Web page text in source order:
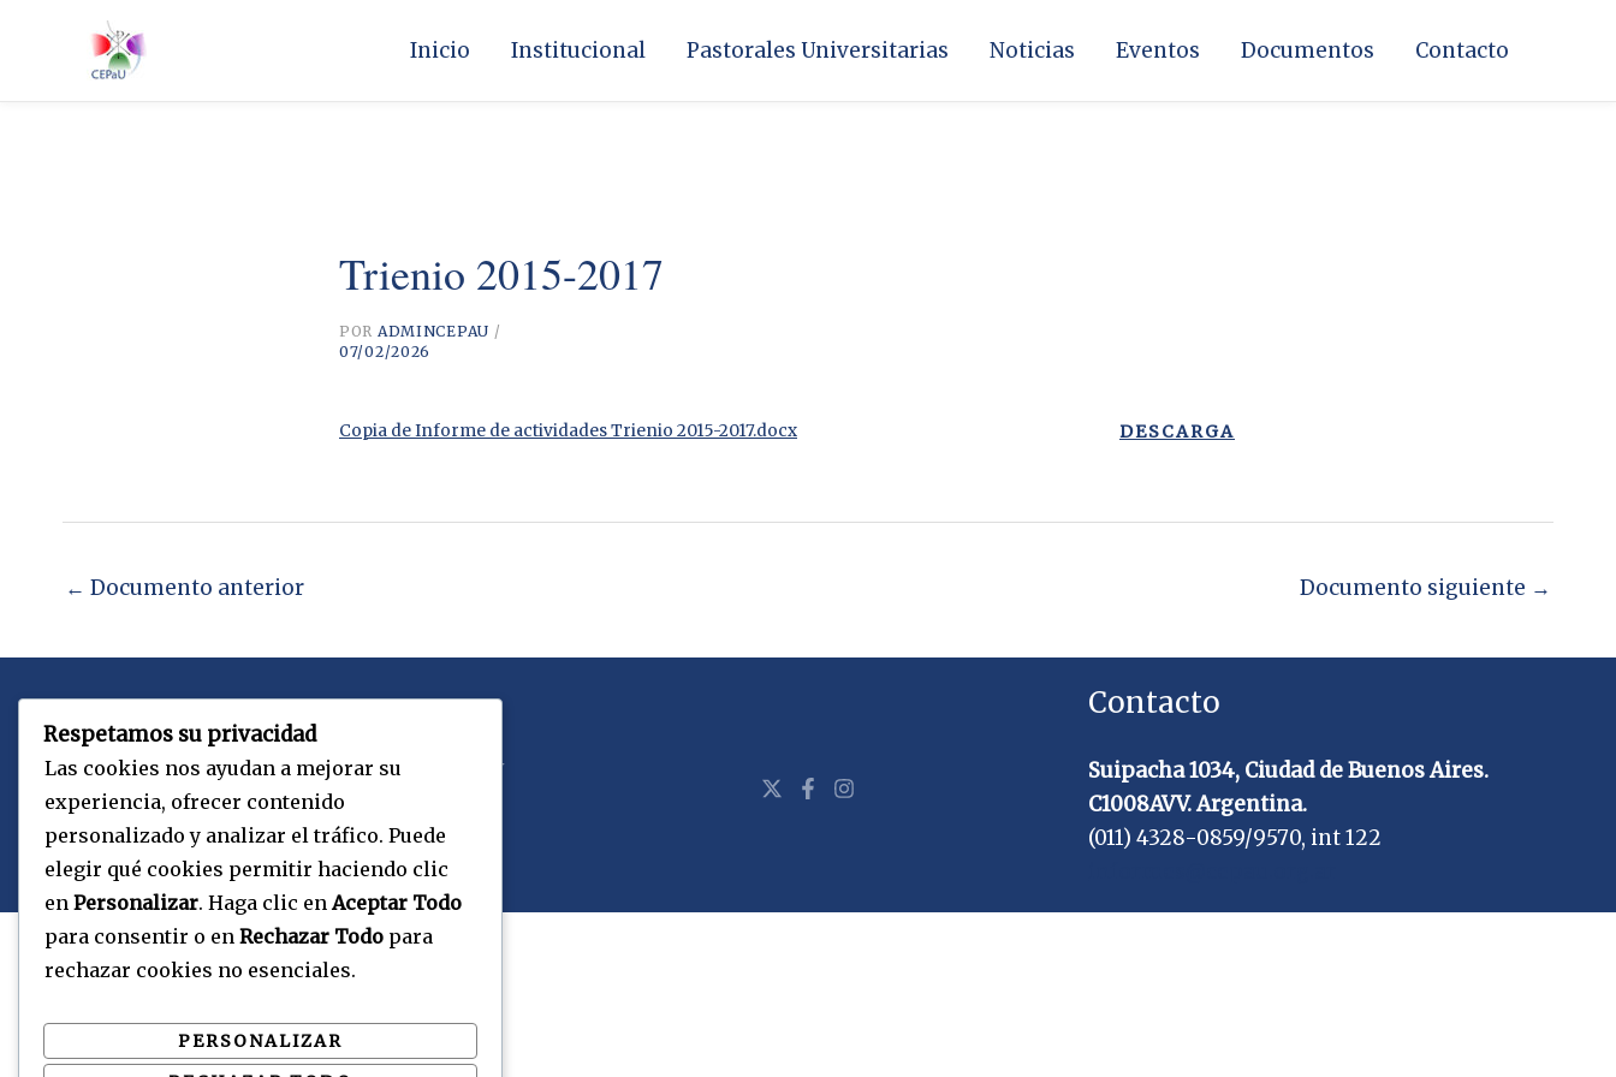
contenido
Inicio Institucional Pastorales Universitarias Noticias Eventos Documentos Contacto
Trienio 2015-2017
POR ADMINCEPAU /
07/02/2026
Copia de Informe de actividades Trienio 2015-2017.docx DESCARGA
← Documento anterior Documento siguiente →
Copyright © 2026 CEPaU | Powered by
CEPaU
Contacto
Suipacha 1034, Ciudad de Buenos Aires.
C1008AVV. Argentina.
(011) 4328-0859/9570, int 122
Respetamos su privacidad
Las cookies nos ayudan a mejorar su
experiencia, ofrecer contenido
personalizado y analizar el tráfico. Puede
elegir qué cookies permitir haciendo clic
en Personalizar. Haga clic enAceptar Todo
para consentir o en Rechazar Todo para
rechazar cookies no esenciales.
PERSONALIZAR